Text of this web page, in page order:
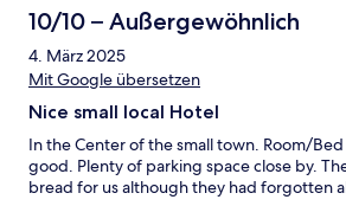
10/10 – Außergewöhnlich
4. März 2025
Mit Google übersetzen
Nice small local Hotel
In the Center of the small town. Room/
good. Plenty of parking space close by.
bread for us although they had forgotten